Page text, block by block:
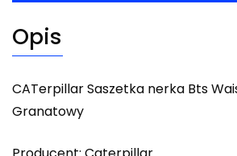
Opis
CATerpillar Saszetka nerka Bts
Granatowy